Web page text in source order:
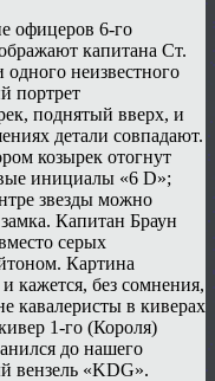
офицеров 6-го
капитана Ст.
неизвестного
портрет
поднятый вверх, и
детали совпадают.
козырек отогнут
инициалы «6 D»;
звезды можно
Капитан Браун
серых
Картина
кажется, без сомнения,
кавалеристы в киверах
1-го (Короля)
до нашего
вензель «KDG».